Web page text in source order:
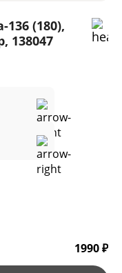
(180),
138047
1990 ₽